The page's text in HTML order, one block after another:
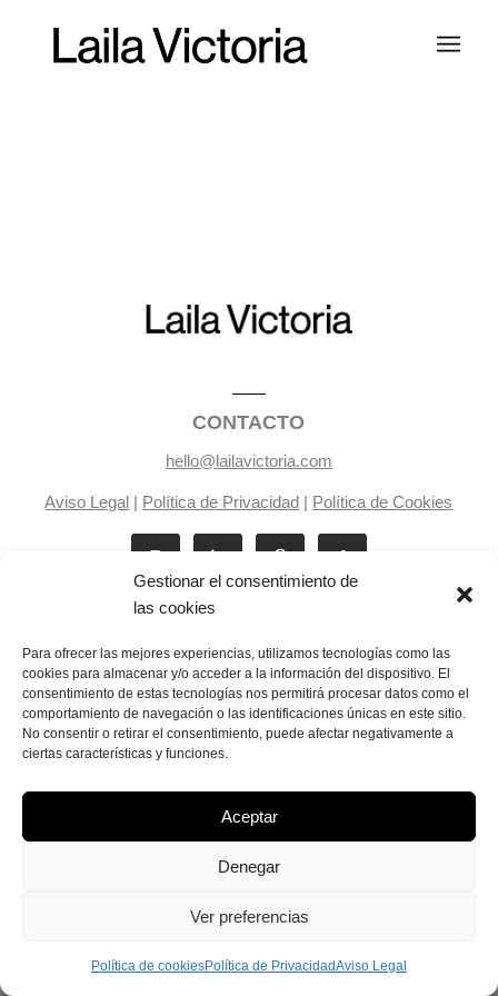
Gestionar el consentimiento de
las cookies
Para ofrecer las mejores experiencias, utilizamos tecnologías como las
cookies para almacenar y/o acceder a la información del dispositivo. El
consentimiento de estas tecnologías nos permitirá procesar datos como el
comportamiento de navegación o las identificaciones únicas en este sitio.
No consentir o retirar el consentimiento, puede afectar negativamente a
ciertas características y funciones.
Aceptar
Denegar
Ver preferencias
Política de cookiesPolítica de PrivacidadAviso Legal
CONTACTO
hello@lailavictoria.com
Aviso Legal | Política de Privacidad | Política de Cookies
Laila Victoria © copyright 2025